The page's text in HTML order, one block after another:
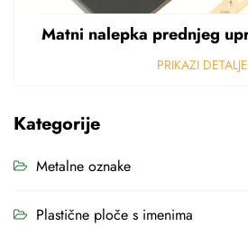
PRIKAZI DETALJE
Kategorije
Metalne oznake
Plastične ploče s imenima